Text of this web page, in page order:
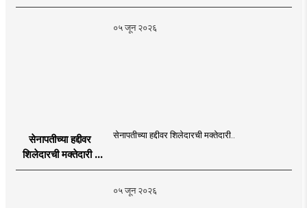
०५ जून २०२६
सेनापतीच्या हद्दीवर
शिलेदारची मक्तेदारी |
Sahyadri Tiger
सेनापतीच्या हद्दीवर शिलेदारची मक्तेदारी..
०५ जून २०२६